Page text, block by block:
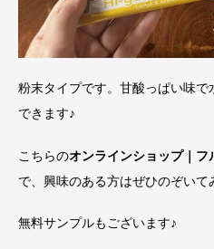
粉末タイプです。甘酸っぱい味
できます♪
こちらのオンラインショップ｜フ
で、興味のある方はぜひのぞいて
無料サンプルもございます♪